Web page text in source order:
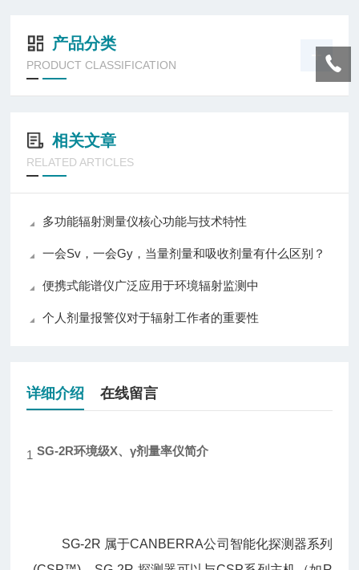
产品分类
PRODUCT CLASSIFICATION
相关文章
RELATED ARTICLES
多功能辐射测量仪核心功能与技术特性
一会Sv，一会Gy，当量剂量和吸收剂量有什么区别？
便携式能谱仪广泛应用于环境辐射监测中
个人剂量报警仪对于辐射工作者的重要性
详细介绍 在线留言
1 SG-2R环境级X、γ剂量率仪简介
SG-2R 属于CANBERRA公司智能化探测器系列